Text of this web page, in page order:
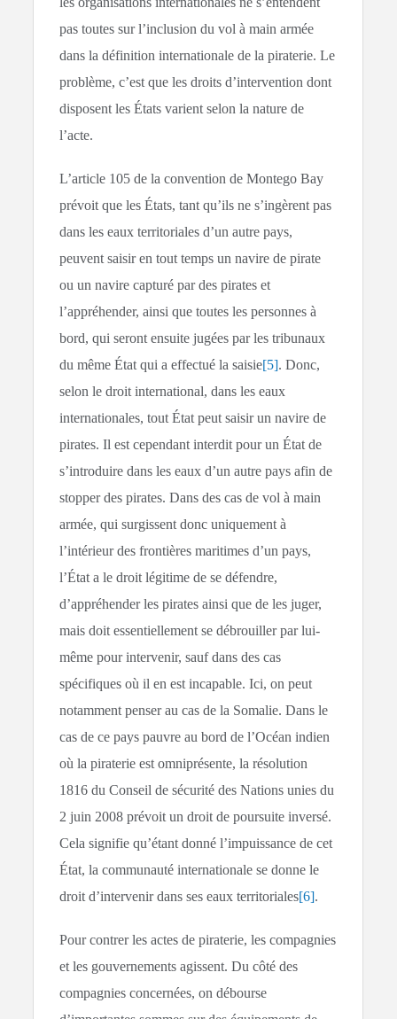
pas toutes sur l’inclusion du vol à main armée
dans la définition internationale de la piraterie. Le
problème, c’est que les droits d’intervention dont
disposent les États varient selon la nature de
l’acte.
L’article 105 de la convention de Montego Bay
prévoit que les États, tant qu’ils ne s’ingèrent pas
dans les eaux territoriales d’un autre pays,
peuvent saisir en tout temps un navire de pirate
ou un navire capturé par des pirates et
l’appréhender, ainsi que toutes les personnes à
bord, qui seront ensuite jugées par les tribunaux
du même État qui a effectué la saisie[5]. Donc,
selon le droit international, dans les eaux
internationales, tout État peut saisir un navire de
pirates. Il est cependant interdit pour un État de
s’introduire dans les eaux d’un autre pays afin de
stopper des pirates. Dans des cas de vol à main
armée, qui surgissent donc uniquement à
l’intérieur des frontières maritimes d’un pays,
l’État a le droit légitime de se défendre,
d’appréhender les pirates ainsi que de les juger,
mais doit essentiellement se débrouiller par lui-
même pour intervenir, sauf dans des cas
spécifiques où il en est incapable. Ici, on peut
notamment penser au cas de la Somalie. Dans le
cas de ce pays pauvre au bord de l’Océan indien
où la piraterie est omniprésente, la résolution
1816 du Conseil de sécurité des Nations unies du
2 juin 2008 prévoit un droit de poursuite inversé.
Cela signifie qu’étant donné l’impuissance de cet
État, la communauté internationale se donne le
droit d’intervenir dans ses eaux territoriales[6].
Pour contrer les actes de piraterie, les compagnies
et les gouvernements agissent. Du côté des
compagnies concernées, on débourse